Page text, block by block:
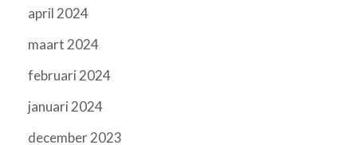
april 2024
maart 2024
februari 2024
januari 2024
december 2023